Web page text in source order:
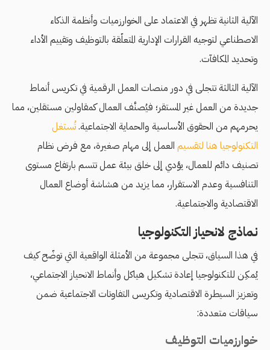
الآلية الثانية تظهر في الاعتماد على الخوارزميات وأنظمة الذكاء
الاصطناعي لتوجيه القرارات الإدارية المتعلّقة بالتوظيف وتقييم الأداء
وتحديد المكافآت.
الآلية الثالثة تتجلى في دور منصات العمل الرقمية في تكريس أنماط
جديدة من العمل غير المستقر؛ فيُصنَّف العمال كمقاولين مستقلين، مما
يحرمهم من الحقوق الأساسية والحماية الاجتماعية.تُستغل
التكنولوجيا هنا لتقسيم العمل إلى مهام صغيرة، مع فرض نظام
تصنيف دائم للعمال، يؤدي إلى خلق بيئة عمل تتسم بارتفاع مستوى
التنافسية وعدم الاستقرار، مما يزيد من هشاشة أوضاع العمال
الاقتصادية والاجتماعية.
نماذج لانحياز التكنولوجيا
في هذا السياق، تتجلى مجموعة من الأمثلة الواقعية التي توضّح كيف
يُمكِن للتكنولوجيا إعادة تشكيل هياكل وأنماط الانحياز الاجتماعي،
وتعزيز السيطرة الاقتصادية وتكريس التفاوتات الاجتماعية ضمن
سياقات متعددة:
خوارزميات التوظيف